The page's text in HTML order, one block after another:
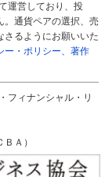
運営しており、投
。通貨ペアの選択、売
さるようにお願いいた
ー・ポリシー、著作
フィナンシャル・リ
Ａ）